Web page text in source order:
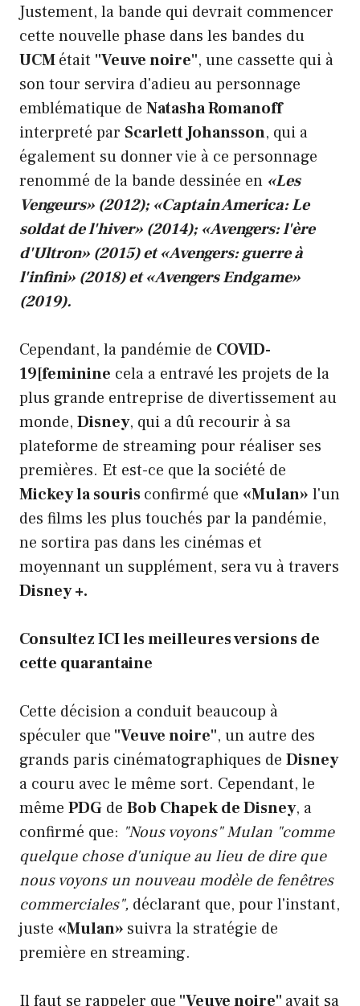
Justement, la bande qui devrait commencer
cette nouvelle phase dans les bandes du
UCMétait "Veuve noire", une cassette qui à
son tour servira d'adieu au personnage
emblématique de Natasha Romanoff
interpreté par Scarlett Johansson, qui a
également su donner vie à ce personnage
renommé de la bande dessinée en «Les
Vengeurs» (2012); «Captain America: Le
soldat de l'hiver» (2014); «Avengers: l'ère
d'Ultron» (2015) et «Avengers: guerre à
l'infini» (2018) et «Avengers Endgame»
(2019).
Cependant, la pandémie de COVID-
19[feminine cela a entravé les projets de la
plus grande entreprise de divertissement au
monde, Disney, qui a dû recourir à sa
plateforme de streaming pour réaliser ses
premières. Et est-ce que la société de
Mickey la sourisconfirmé que «Mulan» l'un
des films les plus touchés par la pandémie,
ne sortira pas dans les cinémas et
moyennant un supplément, sera vu à travers
Disney +.
Consultez ICI les meilleures versions de
cette quarantaine
Cette décision a conduit beaucoup à
spéculer que "Veuve noire", un autre des
grands paris cinématographiques de Disney
a couru avec le même sort. Cependant, le
même PDG de Bob Chapek de Disney, a
confirmé que: "Nous voyons" Mulan "comme
quelque chose d'unique au lieu de dire que
nous voyons un nouveau modèle de fenêtres
commerciales", déclarant que, pour l'instant,
juste «Mulan» suivra la stratégie de
première en streaming.
Il faut se rappeler que "Veuve noire" avait sa